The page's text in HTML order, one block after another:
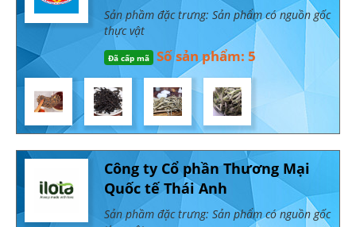
Sản phầm đặc trưng: Sản phẩm có nguồn gốc
thực vật
Đã cấp mã Số sản phẩm: 5
Công ty Cổ phần Thương Mại
Quốc tế Thái Anh
Sản phầm đặc trưng: Sản phẩm có nguồn gốc